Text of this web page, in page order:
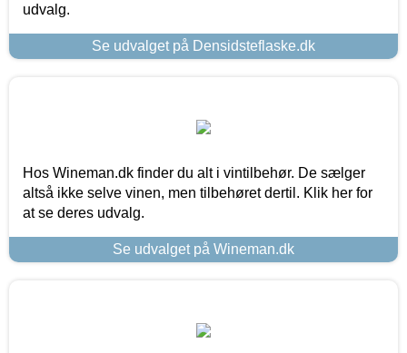
udvalg.
Se udvalget på Densidsteflaske.dk
Hos Wineman.dk finder du alt i vintilbehør. De sælger
altså ikke selve vinen, men tilbehøret dertil. Klik her for
at se deres udvalg.
Se udvalget på Wineman.dk